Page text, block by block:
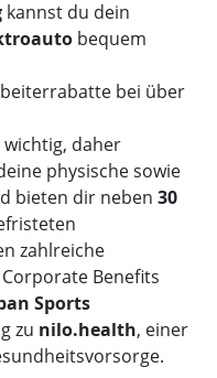
kannst du dein
bequem
bei über
daher
physische sowie
bieten dir neben 30
zahlreiche
Benefits
Sports
zu nilo.health, einer